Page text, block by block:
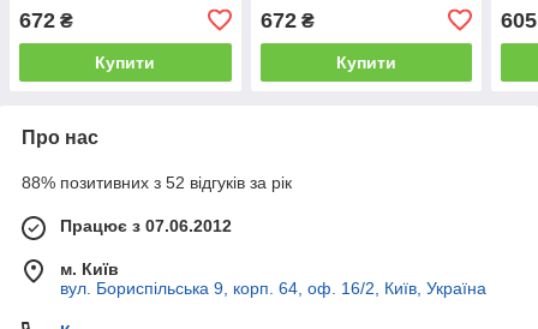
672 ₴
Купити
672₴
Купити
605
Про нас
88% позитивних з 52 відгуків за рік
Працює з 07.06.2012
м. Київ
вул. Бориспільська 9, корп. 64, оф. 16/2, Київ, Україна